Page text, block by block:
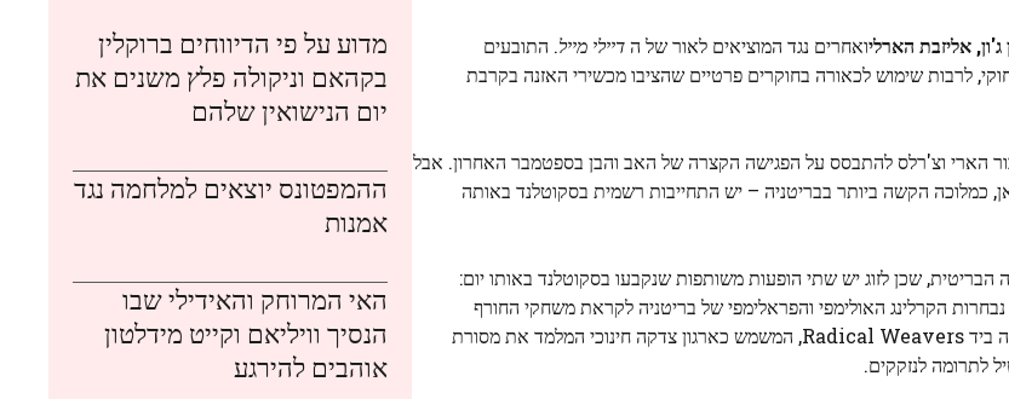
ג'ון, אליזבת הארליואחרים נגד המוציאים לאור של הדיילי מייל. התובעים
לרבות שימוש לכאורה בחוקרים פרטיים שהציבו מכשירי האזנה בקרבת
הארי וצ'רלס להתבסס על הפגישה הקצרה של האב והבן בספטמבר האחרון. אבל
כמלוכה הקשה ביותר בבריטניה – יש התחייבות רשמית בסקוטלנד באותה
הבריטית, שכן לזוג יש שתי הופעות משותפות שנקבעו בסקוטלנד באותו יום:
הקרלינג האולימפי והפראלימפי של בריטניה לקראת משחקי החורף
האולימפיים והפראלימפיים הקרובים. לאחר מכן הם יבקרו בסטודיו לאריגה ביד Radical Weavers, המשמש כארגון צדקה חינוכי המלמד את מסורת
לתרומה לנזקקים.
מדוע על פי הדיווחים ברוקלין
בקהאם וניקולה פלץ משנים את
יום הנישואין שלהם
ההמפטונס יוצאים למלחמה נגד
אמנות
האי המרוחק והאידילי שבו
הנסיך וויליאם וקייט מידלטון
אוהבים להירגע